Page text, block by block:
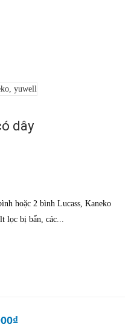
dây
hoặc 2 bình Lucass, Kaneko
lọc bị bẩn, các...